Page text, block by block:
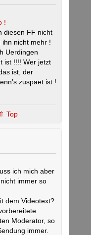
!
diesen FF nicht
nicht mehr !
Uerdingen
ist !!!! Wer jetzt
ist, der
zuspaet ist !
⇑ Top
ich mich aber
immer so
dem Videotext?
Moderator, so
immer.